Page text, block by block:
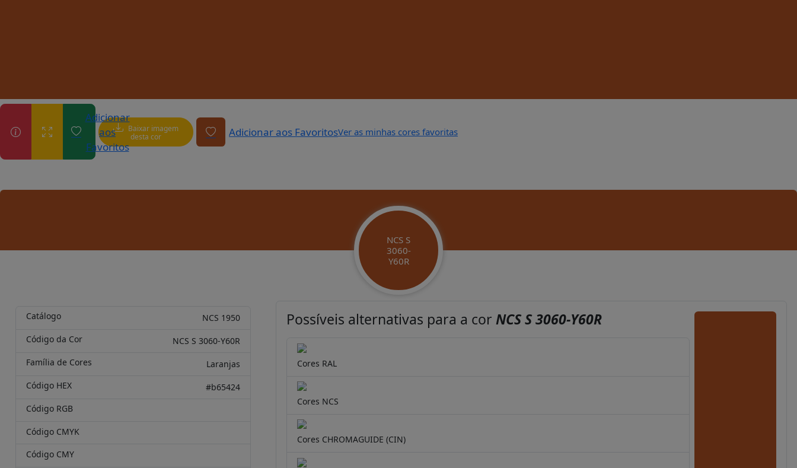
Adicionar
aos
Favoritos
Baixar imagem
desta cor
Adicionar aos FavoritosVer as minhas cores favoritas
NCS S
3060-
Y60R
Catálogo
NCS 1950
Código da Cor
NCS S 3060-Y60R
Família de Cores
Laranjas
Código HEX
#b65424
Código RGB
Código CMYK
Código CMY
Possíveis alternativas para a cor NCS S 3060-Y60R
Cores RAL
Cores NCS
Cores CHROMAGUIDE (CIN)